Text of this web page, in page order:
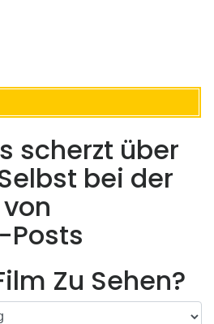
scherzt über
bei der
Zu Sehen?